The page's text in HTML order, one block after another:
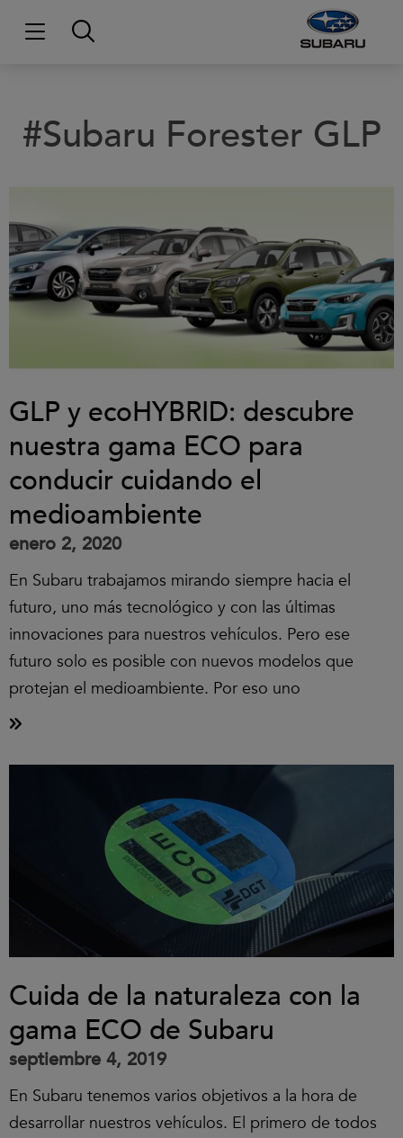
#Subaru Forester GLP
GLP y ecoHYBRID: descubre
nuestra gama ECO para
conducir cuidando el
medioambiente
enero 2, 2020
En Subaru trabajamos mirando siempre hacia el
futuro, uno más tecnológico y con las últimas
innovaciones para nuestros vehículos. Pero ese
futuro solo es posible con nuevos modelos que
protejan el medioambiente. Por eso uno
Cuida de la naturaleza con la
gama ECO de Subaru
septiembre 4, 2019
En Subaru tenemos varios objetivos a la hora de
desarrollar nuestros vehículos. El primero de todos